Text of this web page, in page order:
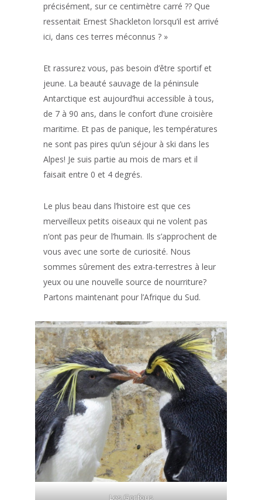
précisément, sur ce centimètre carré ?? Que
ressentait Ernest Shackleton lorsqu’il est arrivé
ici, dans ces terres méconnus ? »
Et rassurez vous, pas besoin d’être sportif et
jeune. La beauté sauvage de la péninsule
Antarctique est aujourd’hui accessible à tous,
de 7 à 90 ans, dans le confort d’une croisière
maritime. Et pas de panique, les températures
ne sont pas pires qu’un séjour à ski dans les
Alpes! Je suis partie au mois de mars et il
faisait entre 0 et 4 degrés.
Le plus beau dans l’histoire est que ces
merveilleux petits oiseaux qui ne volent pas
n’ont pas peur de l’humain. Ils s’approchent de
vous avec une sorte de curiosité. Nous
sommes sûrement des extra-terrestres à leur
yeux ou une nouvelle source de nourriture?
Partons maintenant pour l’Afrique du Sud.
Les Gorfous